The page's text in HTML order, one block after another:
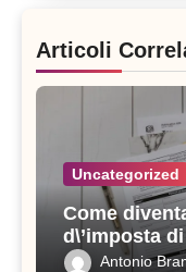
Articoli
Uncategorized
Come
d\’imposta
strategie
Antonio